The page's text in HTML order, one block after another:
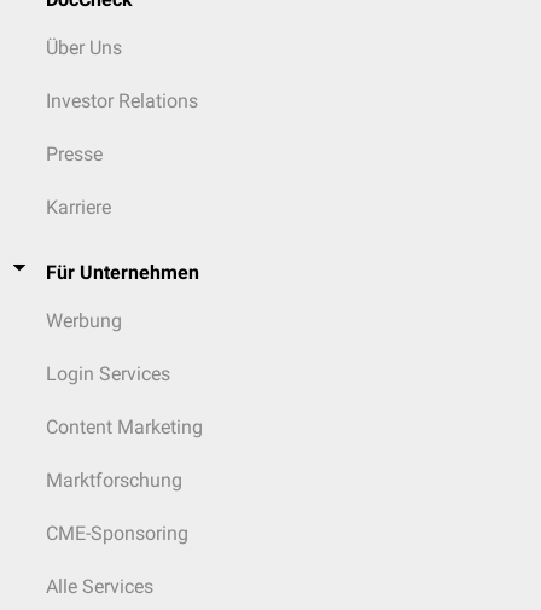
Über Uns
Investor Relations
Presse
Karriere
Für Unternehmen
Werbung
Login Services
Content Marketing
Marktforschung
CME-Sponsoring
Alle Services